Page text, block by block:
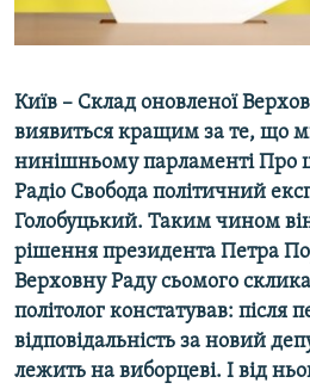
Усі сайти RFE/RL
Київ – Склад оновленої
виявиться кращим за те, що
нинішньому парламенті Про
Радіо Свобода політичний
Голобуцький. Таким чином
рішення президента Петра
Верховну Раду сьомого
політолог констатував:
відповідальність за новий
лежить на виборцеві. І від